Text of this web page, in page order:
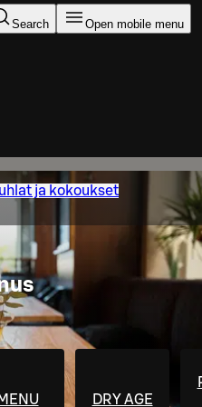
Search Open mobile menu
ja kokoukset
MENU DRY AGE